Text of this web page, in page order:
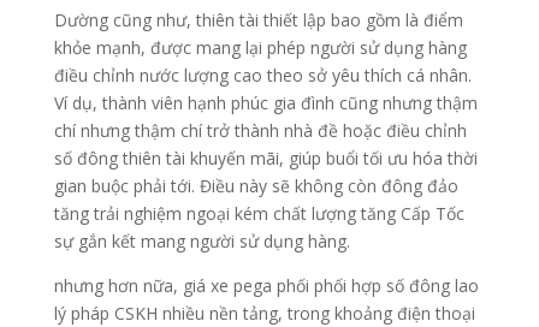
Dường cũng như, thiên tài thiết lập bao gồm là điểm
khỏe mạnh, được mang lại phép người sử dụng hàng
điều chỉnh nước lượng cao theo sở yêu thích cá nhân.
Ví dụ, thành viên hạnh phúc gia đình cũng nhưng thậm
chí nhưng thậm chí trở thành nhà đề hoặc điều chỉnh
số đông thiên tài khuyến mãi, giúp buổi tối ưu hóa thời
gian buộc phải tới. Điều này sẽ không còn đông đảo
tăng trải nghiệm ngoại kém chất lượng tăng Cấp Tốc
sự gắn kết mang người sử dụng hàng.
nhưng hơn nữa, giá xe pega phối phối hợp số đông lao
lý pháp CSKH nhiều nền tảng, trong khoảng điện thoại